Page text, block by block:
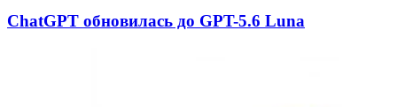
ChatGPT обновилась до GPT-5.6 Luna